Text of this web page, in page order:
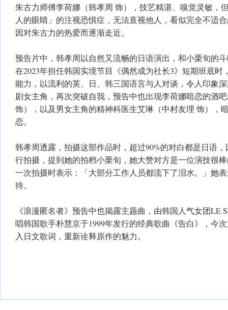
朱古力师傅李荷娜（韩孝周 饰），技艺精湛、嗅觉灵敏，
人的眼睛」的注视恐惧症，无法直视他人，看似完全不适
因对朱古力的热爱而逐渐走近。
预告片中，韩孝周以自然又流畅的日语演出，和小栗旬的
在2023年担任韩国实境节目《偶然成为社长3》短期班底时
能力，以流利的英、日、韩三国语言与人对谈，令人印象
剧女主角，再次突破自我，预告中也出现李荷娜暗恋的酒
饰），以及男女主角的精神科医生艾琳（中村友理 饰），
恋。
韩孝周透露，拍摄这部作品时，超过90%的对白都是日语
行拍摄，提到她的拍档小栗旬，她大赞对方是一位演技很
一次拍摄时表示：「大部分工作人员都流下了泪水。」她
待。
《浪漫匿名者》预告中也揭露主题曲，由韩国人气女团LE
唱韩国歌手朴慧京于1999年发行的经典歌曲《告白》，今
入日文歌词，重新诠释原作的魅力。